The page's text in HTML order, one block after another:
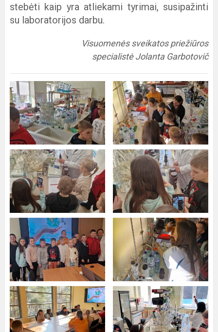
stebėti kaip yra atliekami tyrimai, susipažinti
su laboratorijos darbu.
Visuomenės sveikatos priežiūros
specialistė Jolanta Garbotovič